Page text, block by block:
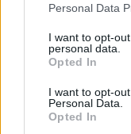
Personal Data
I want to opt-
personal data.
Opted In
I want to opt-
Personal Data.
Opted In
ΡΟΗ ΕΙΔΗΣΕΩΝ
HELLENiQ
εξάμηνο – Στα